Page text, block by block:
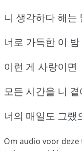
니 생각하다 해는
너로 가득한 이 밤
이런 게 사랑이면
모든 시간을 니
너의 매일도 그랬
Om audio voor